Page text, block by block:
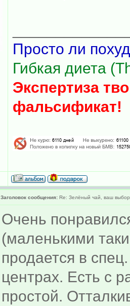
Просто ли
Гибкая диета
Экспертиза
фальсификат!
Заголовок сообщения: Re: Зелёный чай, ваш
Очень
(маленькими
продается в
центрах. Есть с
простой.